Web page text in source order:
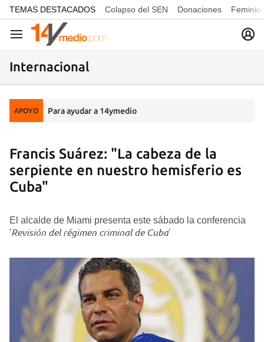
common.go-to-content
TEMAS DESTACADOS Colapso del SEN Donaciones
Navegación
Internacional
APOYO Para ayudar a 14ymedio
Francis Suárez: "La cabeza de la
serpiente en nuestro hemisferio es
Cuba"
El alcalde de Miami presenta este sábado la conferencia
'Revisión del régimen criminal de Cuba'